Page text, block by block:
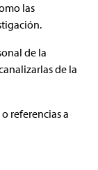
las
de la
de la
referencias a